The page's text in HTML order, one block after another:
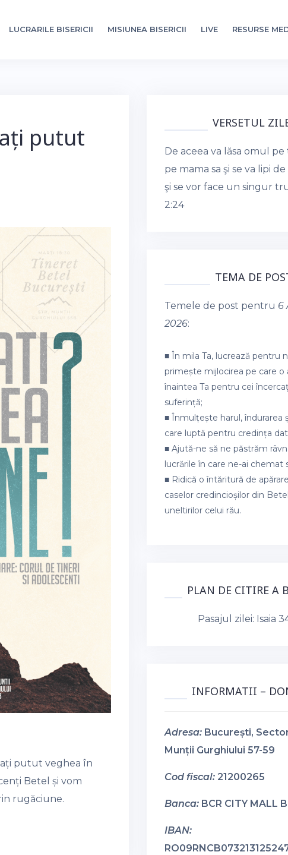
LUCRARILE BISERICII MISIUNEA BISERICII LIVE RESURSE
putut
ați putut veghea în
Betel și vom
rugăciune.
VERSETUL
De aceea va lăsa omul pe
pe mama sa şi se va lipi de
şi se vor face un singur
2:24
TEMA DE
Temele de post pentru 6
2026:
■ În mila Ta, lucrează pentru
primește mijlocirea pe care o
înaintea Ta pentru cei
suferință;
■ Înmulțește harul, îndurarea
care luptă pentru credința
■ Ajută-ne să ne păstrăm
lucrările în care ne-ai chemat
■ Ridică o întăritură de
caselor credincioșilor din
uneltirilor celui rău.
PLAN DE CITIRE A
Pasajul zilei: Isaia
INFORMATII –
Adresa: București,
Munții Gurghiului 57-59
Cod fiscal: 21200265
Banca: BCR CITY MALL
IBAN: